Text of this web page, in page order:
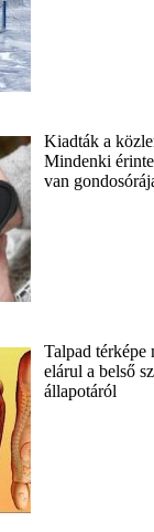
Kiadták a
Mindenki
van
Talpad térképe
elárul a belső
állapotáról